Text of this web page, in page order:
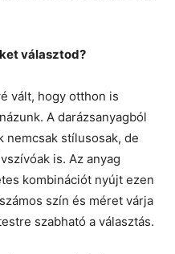
választod?
vált, hogy otthon is
A darázsanyagból
nemcsak stílusosak, de
is. Az anyag
kombinációt nyújt ezen
szín és méret várja
szabható a választás.